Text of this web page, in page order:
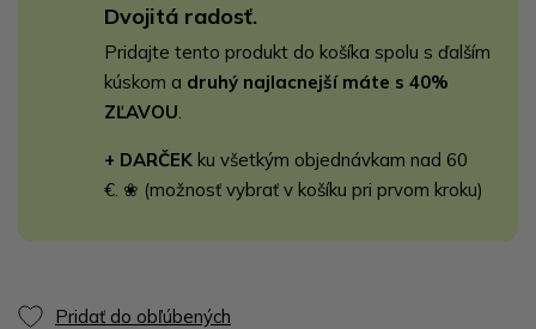
Dvojitá radosť.
Pridajte tento produkt do košíka spolu s ďalším
kúskom a druhý najlacnejší máte s 40%
ZĽAVOU
+ DARČEK ku všetkým objednávkam nad 60
€. ❀ (možnosť vybrať v košíku pri prvom kroku)
Pridať do obľúbených